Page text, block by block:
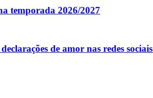
temporada 2026/2027
de amor nas redes sociais